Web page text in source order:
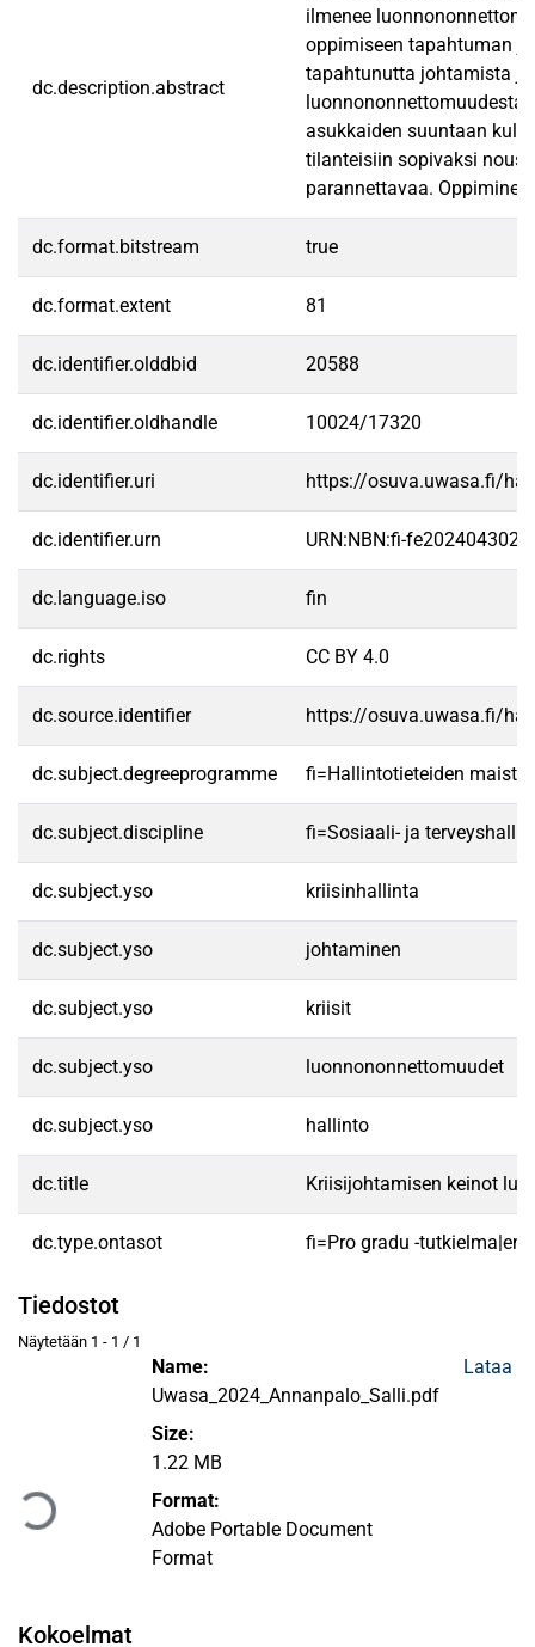
dc.description.abstract
ilmenee
oppimiseen tapahtuman
tapahtunutta johtamista
luonnononnettomuudesta
asukkaiden suuntaan
tilanteisiin sopivaksi
parannettavaa.
dc.format.bitstream true
dc.format.extent 81
dc.identifier.olddbid 20588
dc.identifier.oldhandle 10024/17320
dc.identifier.uri https://osuva.uwasa.fi/
dc.identifier.urn URN:NBN:fi-
dc.language.iso fin
dc.rights CC BY 4.0
dc.source.identifier https://osuva.uwasa.fi/
dc.subject.degreeprogramme fi=Hallintotieteiden
dc.subject.discipline fi=Sosiaali- ja
dc.subject.yso kriisinhallinta
dc.subject.yso johtaminen
dc.subject.yso kriisit
dc.subject.yso luonnononnettomuudet
dc.subject.yso hallinto
dc.title Kriisijohtamisen keinot
dc.type.ontasot fi=Pro gradu -
Tiedostot
Näytetään 1 - 1 / 1
Ladataan...
Name:
Uwasa_2024_Annanpalo_Salli.pdf
Size:
1.22 MB
Format:
Adobe Portable Document
Format
Lataa
Kokoelmat